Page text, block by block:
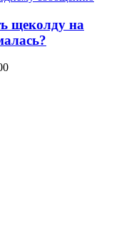
щеколду на